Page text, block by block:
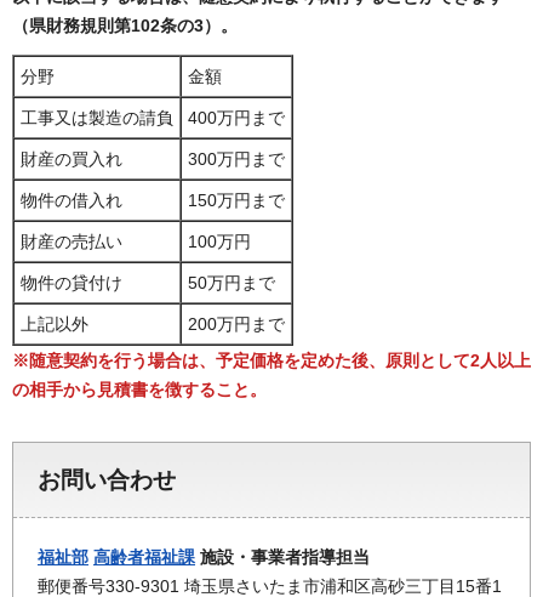
（県財務規則第102条の3）。
分野 金額
工事又は製造の請負 400万円まで
財産の買入れ 300万円まで
物件の借入れ 150万円まで
財産の売払い 100万円
物件の貸付け 50万円まで
上記以外
200万円まで
※随意契約を行う場合は、予定価格を定めた後、原則として2人以上
の相手から見積書を徴すること。
お問い合わせ
福祉部 高齢者福祉課 施設・事業者指導担当
郵便番号330-9301 埼玉県さいたま市浦和区高砂三丁目15番1